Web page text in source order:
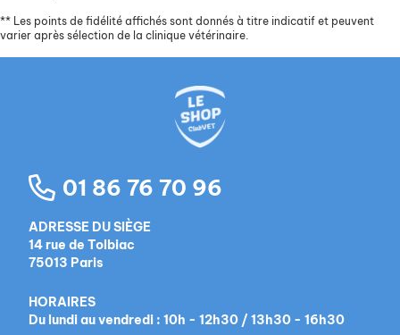
** Les points de fidélité affichés sont donnés à titre indicatif et peuvent
varier après sélection de la clinique vétérinaire.
01 86 76 70 96
ADRESSE DU SIÈGE
14 rue de Tolbiac
75013 Paris
HORAIRES
Du lundi au vendredi : 10h - 12h30 / 13h30 - 16h30